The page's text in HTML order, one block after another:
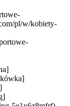
pl/w/kobiety-